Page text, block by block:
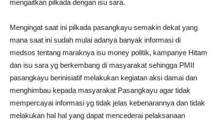
mengaitkan pilkada dengan isu sara.
Mengingat saat ini pilkada pasangkayu semakin dekat yang
mana saat ini sudah mulai adanya banyak informasi di
medsos tentang maraknya isu money politik, kampanye Hitam
dan isu sara yg berkembang di masyarakat sehingga PMII
pasangkayu berinisiatif melakukan kegiatan aksi damai dan
menghimbau kepada masyarakat Pasangkayu agar tidak
mempercayai informasi yg tidak jelas kebenarannya dan tidak
melakukan hal hal yang dapat mencederai pelaksanaan